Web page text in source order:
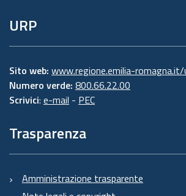
URP
Sito web: www.regione.emilia-
Numero verde: 800.66.22.00
Scrivici: e-mail - PEC
Trasparenza
Amministrazione trasparente